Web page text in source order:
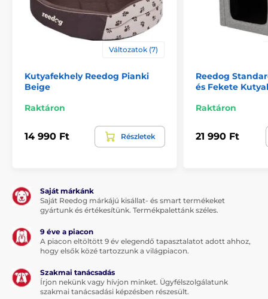
Változatok (7)
Kutyafekhely Reedog Pianki
Beige
Raktáron
14 990 Ft Részletek
Reedog
és Fekete
Raktáron
21 990 Ft
Saját márkánk
Saját Reedog márkájú kisállat- és smart termékeket
gyártunk és értékesítünk. Termékpalettánk széles.
9 éve a piacon
A piacon eltöltött 9 év elegendő tapasztalatot adott ahhoz,
hogy elsők közé tartozzunk a világpiacon.
Szakmai tanácsadás
Írjon nekünk vagy hívjon minket. Ügyfélszolgálatunk
szakmai tanácsadási képzésben részesült.